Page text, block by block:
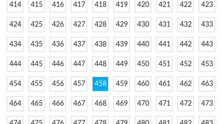
414 415 416 417 418 419 420 421 422 423
424 425 426 427 428 429 430 431 432 433
434 435 436 437 438 439 440 441 442 443
444 445 446 447 448 449 450 451 452 453
454 455 456 457 458 459 460 461 462 463
464 465 466 467 468 469 470 471 472 473